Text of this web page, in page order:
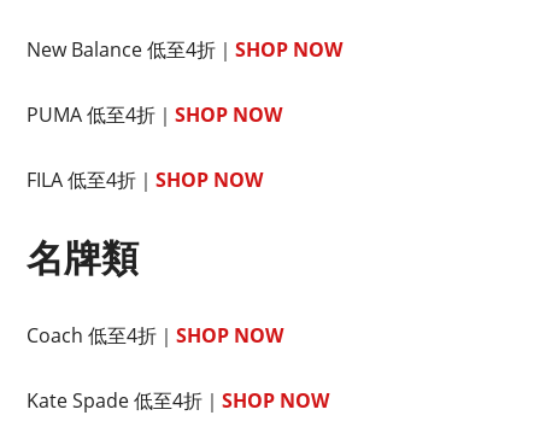
New Balance 低至4折｜SHOP NOW
PUMA 低至4折｜SHOP NOW
FILA 低至4折｜SHOP NOW
名牌類
Coach 低至4折｜SHOP NOW
Kate Spade 低至4折｜SHOP NOW